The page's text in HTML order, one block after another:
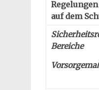
auf dem
Bereiche